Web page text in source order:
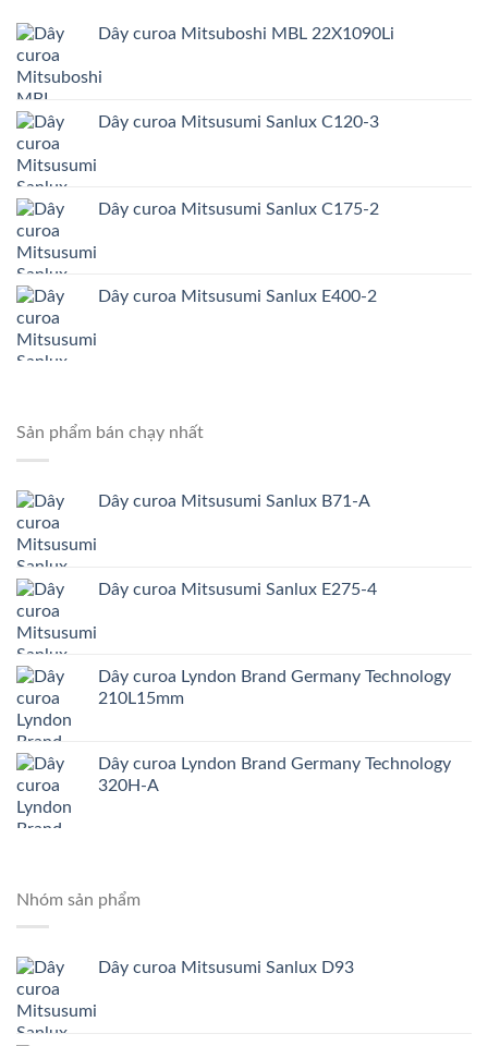
Dây curoa Mitsuboshi MBL 22X1090Li
Dây curoa Mitsusumi Sanlux C120-3
Dây curoa Mitsusumi Sanlux C175-2
Dây curoa Mitsusumi Sanlux E400-2
Sản phẩm bán chạy nhất
Dây curoa Mitsusumi Sanlux B71-A
Dây curoa Mitsusumi Sanlux E275-4
Dây curoa Lyndon Brand Germany Technology
210L15mm
Dây curoa Lyndon Brand Germany Technology
320H-A
Nhóm sản phẩm
Dây curoa Mitsusumi Sanlux D93